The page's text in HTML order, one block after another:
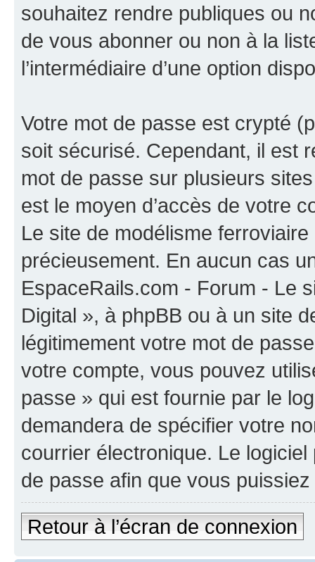
souhaitez rendre publiques ou
de vous abonner ou non à la
l’intermédiaire d’une option
Votre mot de passe est crypté
soit sécurisé. Cependant, il est
mot de passe sur plusieurs
est le moyen d’accès de votre
Le site de modélisme
précieusement. En aucun cas
EspaceRails.com - Forum - Le
Digital », à phpBB ou à un site
légitimement votre mot de
votre compte, vous pouvez
passe » qui est fournie par le
demandera de spécifier votre
courrier électronique. Le
de passe afin que vous
Retour à l’écran de connexion